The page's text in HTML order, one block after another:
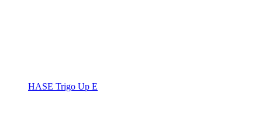
HASE Trigo Up E